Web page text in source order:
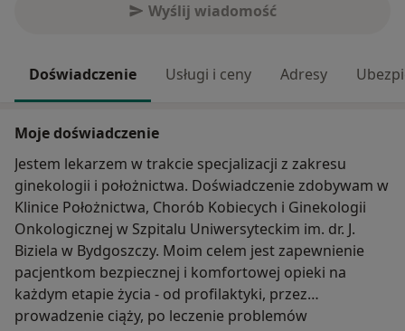
Wyślij wiadomość
Doświadczenie Usługi i ceny Adresy
Moje doświadczenie
Jestem lekarzem w trakcie specjalizacji z zakresu
ginekologii i położnictwa. Doświadczenie zdobywam w
Klinice Położnictwa, Chorób Kobiecych i Ginekologii
Onkologicznej w Szpitalu Uniwersyteckim im. dr. J.
Biziela w Bydgoszczy. Moim celem jest zapewnienie
pacjentkom bezpiecznej i komfortowej opieki na
każdym etapie życia - od profilaktyki, przez
prowadzenie ciąży, po leczenie problemów